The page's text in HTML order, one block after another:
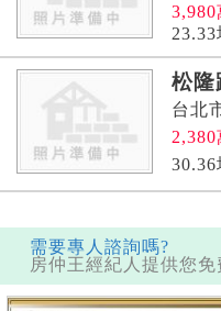
3,980
23.33
松隆
台北
2,380
30.36
需要專人諮詢嗎?
房仲王經紀人提供您免